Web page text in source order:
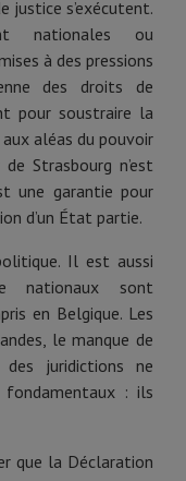
justice s’exécutent.
nationales ou
à des pressions
des droits de
pour soustraire la
aléas du pouvoir
Strasbourg n’est
une garantie pour
d’un État partie.
Il est aussi
nationaux sont
en Belgique. Les
le manque de
des juridictions ne
fondamentaux : ils
que la Déclaration